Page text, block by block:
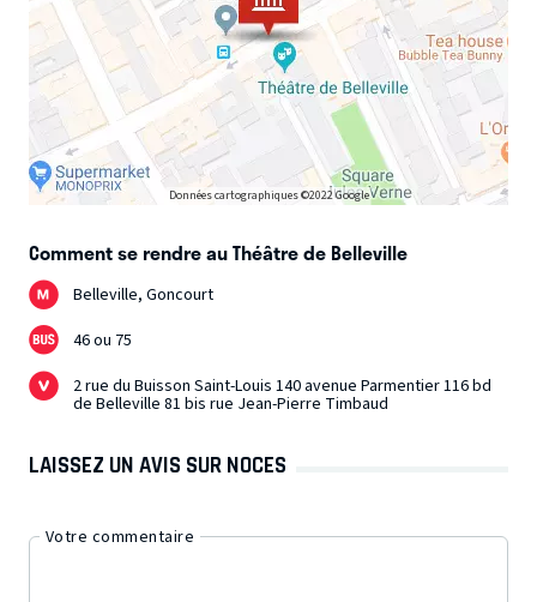
Données cartographiques ©2022 Google
Comment se rendre au Théâtre de Belleville
Belleville, Goncourt
46 ou 75
2 rue du Buisson Saint-Louis 140 avenue Parmentier 116 bd
de Belleville 81 bis rue Jean-Pierre Timbaud
LAISSEZ UN AVIS SUR NOCES
Votre commentaire